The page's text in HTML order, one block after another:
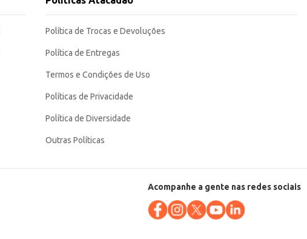
Política de Trocas e Devoluções
Política de Entregas
Termos e Condições de Uso
Políticas de Privacidade
Política de Diversidade
Outras Políticas
Acompanhe a gente nas redes sociais